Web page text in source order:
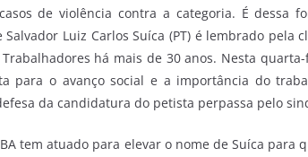
de violência contra a categoria. É dessa
Salvador Luiz Carlos Suíca (PT) é lembrado
há mais de 30 anos. Nesta
para o avanço social e a importância do
da candidatura do petista perpassa pelo
tem atuado para elevar o nome de Suíca para